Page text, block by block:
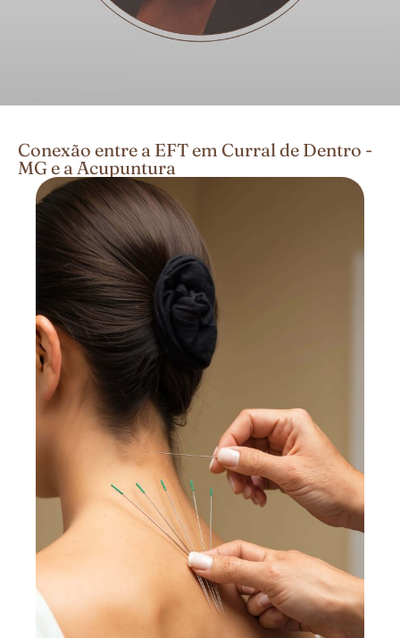
Conexão entre a EFT em Curral de Dentro -
MG e a Acupuntura